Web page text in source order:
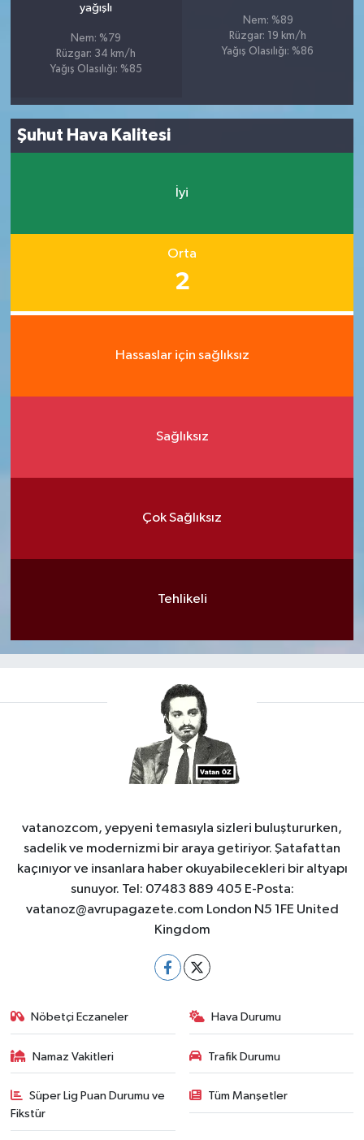
yağışlı
Nem: %79
Rüzgar: 34 km/h
Yağış Olasılığı: %85
Nem: %89
Rüzgar: 19 km/h
Yağış Olasılığı: %86
Şuhut Hava Kalitesi
İyi
Orta
2
Hassaslar için sağlıksız
Sağlıksız
Çok Sağlıksız
Tehlikeli
vatanozcom, yepyeni temasıyla sizleri buluştururken,
sadelik ve modernizmi bir araya getiriyor. Şatafattan
kaçınıyor ve insanlara haber okuyabilecekleri bir altyapı
sunuyor. Tel: 07483 889 405 E-Posta:
vatanoz@avrupagazete.com London N5 1FE United
Kingdom
Nöbetçi Eczaneler Hava Durumu
Namaz Vakitleri Trafik Durumu
Süper Lig Puan Durumu ve
Fikstür
Tüm Manşetler